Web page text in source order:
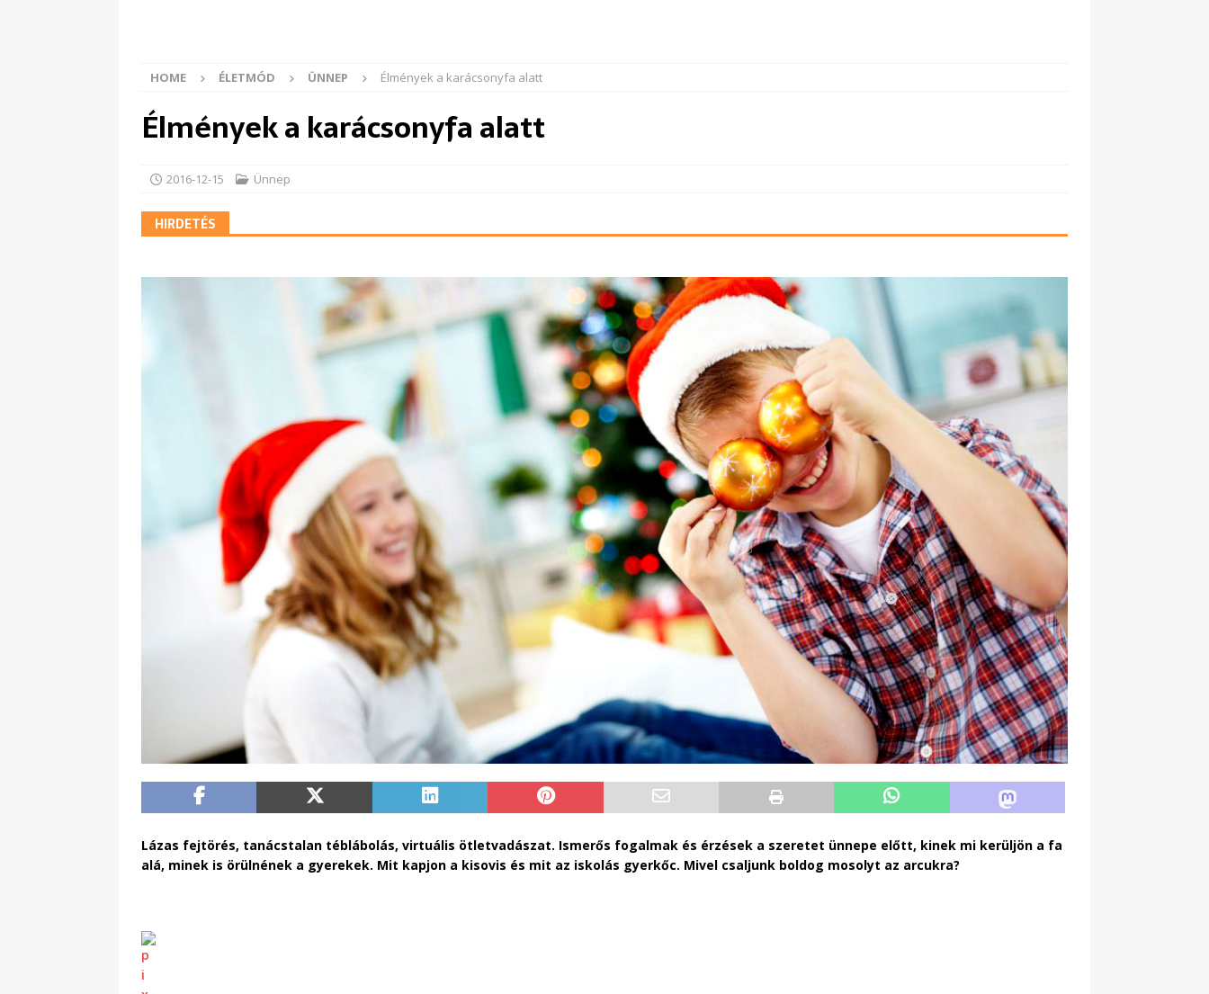
HOME ÉLETMÓD ÜNNEP Élmények a karácsonyfa alatt
Élmények a karácsonyfa alatt
2016-12-15 Ünnep
HIRDETÉS
Lázas fejtörés, tanácstalan téblábolás, virtuális ötletvadászat. Ismerős fogalmak és érzések a szeretet ünnepe előtt, kinek mi kerüljön a fa
alá, minek is örülnének a gyerekek. Mit kapjon a kisovis és mit az iskolás gyerkőc. Mivel csaljunk boldog mosolyt az arcukra?